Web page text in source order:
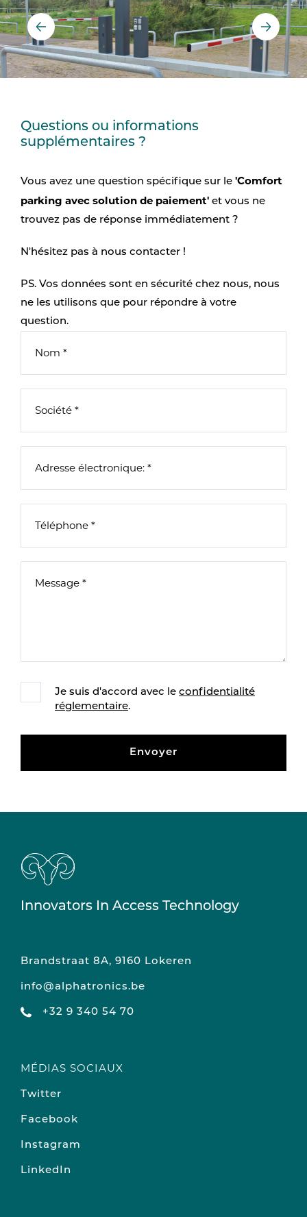
Questions ou informations
supplémentaires ?
Vous avez une question spécifique sur le 'Comfort
parking avec solution de paiement' et vous ne
trouvez pas de réponse immédiatement ?
N'hésitez pas à nous contacter !
PS. Vos données sont en sécurité chez nous, nous
ne les utilisons que pour répondre à votre
question.
Je suis d'accord avec le confidentialité
réglementaire.
Envoyer
Innovators In Access Technology
Brandstraat 8A, 9160 Lokeren
info@alphatronics.be
+32 9 340 54 70
MÉDIAS SOCIAUX
Twitter
Facebook
Instagram
LinkedIn